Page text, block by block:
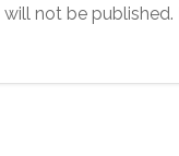
not be published.